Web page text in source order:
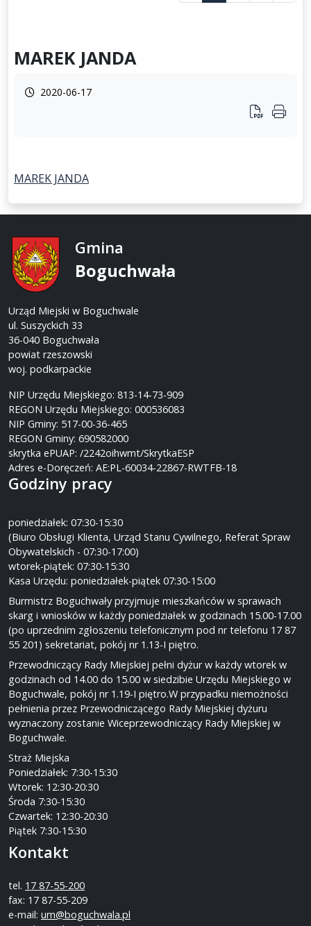
MAREK JANDA
2020-06-17
MAREK JANDA
Gmina
Boguchwała
Urząd Miejski w Boguchwale
ul. Suszyckich 33
36-040 Boguchwała
powiat rzeszowski
woj. podkarpackie
NIP Urzędu Miejskiego: 813-14-73-909
REGON Urzędu Miejskiego: 000536083
NIP Gminy: 517-00-36-465
REGON Gminy: 690582000
skrytka ePUAP: /2242oihwmt/SkrytkaESP
Adres e-Doręczeń: AE:PL-60034-22867-RWTFB-18
Godziny pracy
poniedziałek: 07:30-15:30
(Biuro Obsługi Klienta, Urząd Stanu Cywilnego, Referat Spraw
Obywatelskich - 07:30-17:00)
wtorek-piątek: 07:30-15:30
Kasa Urzędu: poniedziałek-piątek 07:30-15:00
Burmistrz Boguchwały przyjmuje mieszkańców w sprawach
skarg i wniosków w każdy poniedziałek w godzinach 15.00-17.00
(po uprzednim zgłoszeniu telefonicznym pod nr telefonu 17 87
55 201) sekretariat, pokój nr 1.13-I piętro.
Przewodniczący Rady Miejskiej pełni dyżur w każdy wtorek w
godzinach od 14.00 do 15.00 w siedzibie Urzędu Miejskiego w
Boguchwale, pokój nr 1.19-I piętro.W przypadku niemożności
pełnienia przez Przewodniczącego Rady Miejskiej dyżuru
wyznaczony zostanie Wiceprzewodniczący Rady Miejskiej w
Boguchwale.
Straż Miejska
Poniedziałek: 7:30-15:30
Wtorek: 12:30-20:30
Środa 7:30-15:30
Czwartek: 12:30-20:30
Piątek 7:30-15:30
Kontakt
tel. 17 87-55-200
fax: 17 87-55-209
e-mail: um@boguchwala.pl